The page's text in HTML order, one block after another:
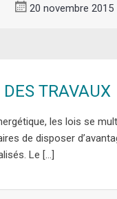
20 novembre 2015
TRAVAUX
les lois se
de disposer
Le […]